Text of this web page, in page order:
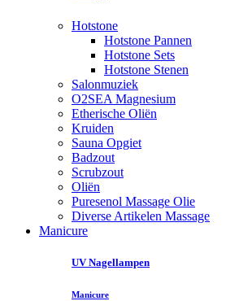
Hotstone
Hotstone Pannen
Hotstone Sets
Hotstone Stenen
Salonmuziek
O2SEA Magnesium
Etherische Oliën
Kruiden
Sauna Opgiet
Badzout
Scrubzout
Oliën
Puresenol Massage Olie
Diverse Artikelen Massage
Manicure
UV Nagellampen
Manicure